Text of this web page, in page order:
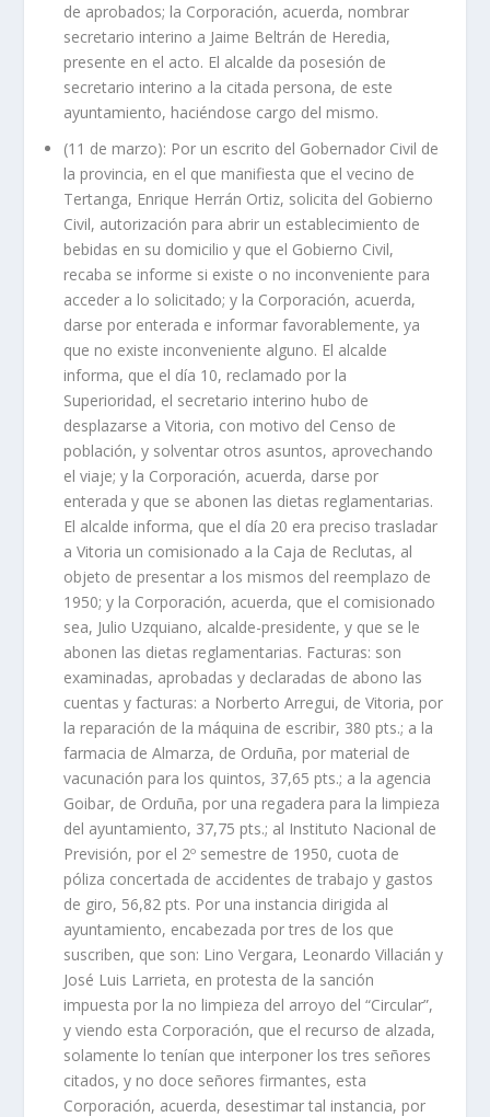
de aprobados; la Corporación, acuerda, nombrar
secretario interino a Jaime Beltrán de Heredia,
presente en el acto. El alcalde da posesión de
secretario interino a la citada persona, de este
ayuntamiento, haciéndose cargo del mismo.
(11 de marzo): Por un escrito del Gobernador Civil de
la provincia, en el que manifiesta que el vecino de
Tertanga, Enrique Herrán Ortiz, solicita del Gobierno
Civil, autorización para abrir un establecimiento de
bebidas en su domicilio y que el Gobierno Civil,
recaba se informe si existe o no inconveniente para
acceder a lo solicitado; y la Corporación, acuerda,
darse por enterada e informar favorablemente, ya
que no existe inconveniente alguno. El alcalde
informa, que el día 10, reclamado por la
Superioridad, el secretario interino hubo de
desplazarse a Vitoria, con motivo del Censo de
población, y solventar otros asuntos, aprovechando
el viaje; y la Corporación, acuerda, darse por
enterada y que se abonen las dietas reglamentarias.
El alcalde informa, que el día 20 era preciso trasladar
a Vitoria un comisionado a la Caja de Reclutas, al
objeto de presentar a los mismos del reemplazo de
1950; y la Corporación, acuerda, que el comisionado
sea, Julio Uzquiano, alcalde-presidente, y que se le
abonen las dietas reglamentarias. Facturas: son
examinadas, aprobadas y declaradas de abono las
cuentas y facturas: a Norberto Arregui, de Vitoria, por
la reparación de la máquina de escribir, 380 pts.; a la
farmacia de Almarza, de Orduña, por material de
vacunación para los quintos, 37,65 pts.; a la agencia
Goibar, de Orduña, por una regadera para la limpieza
del ayuntamiento, 37,75 pts.; al Instituto Nacional de
Previsión, por el 2º semestre de 1950, cuota de
póliza concertada de accidentes de trabajo y gastos
de giro, 56,82 pts. Por una instancia dirigida al
ayuntamiento, encabezada por tres de los que
suscriben, que son: Lino Vergara, Leonardo Villacián y
José Luis Larrieta, en protesta de la sanción
impuesta por la no limpieza del arroyo del “Circular”,
y viendo esta Corporación, que el recurso de alzada,
solamente lo tenían que interponer los tres señores
citados, y no doce señores firmantes, esta
Corporación, acuerda, desestimar tal instancia, por